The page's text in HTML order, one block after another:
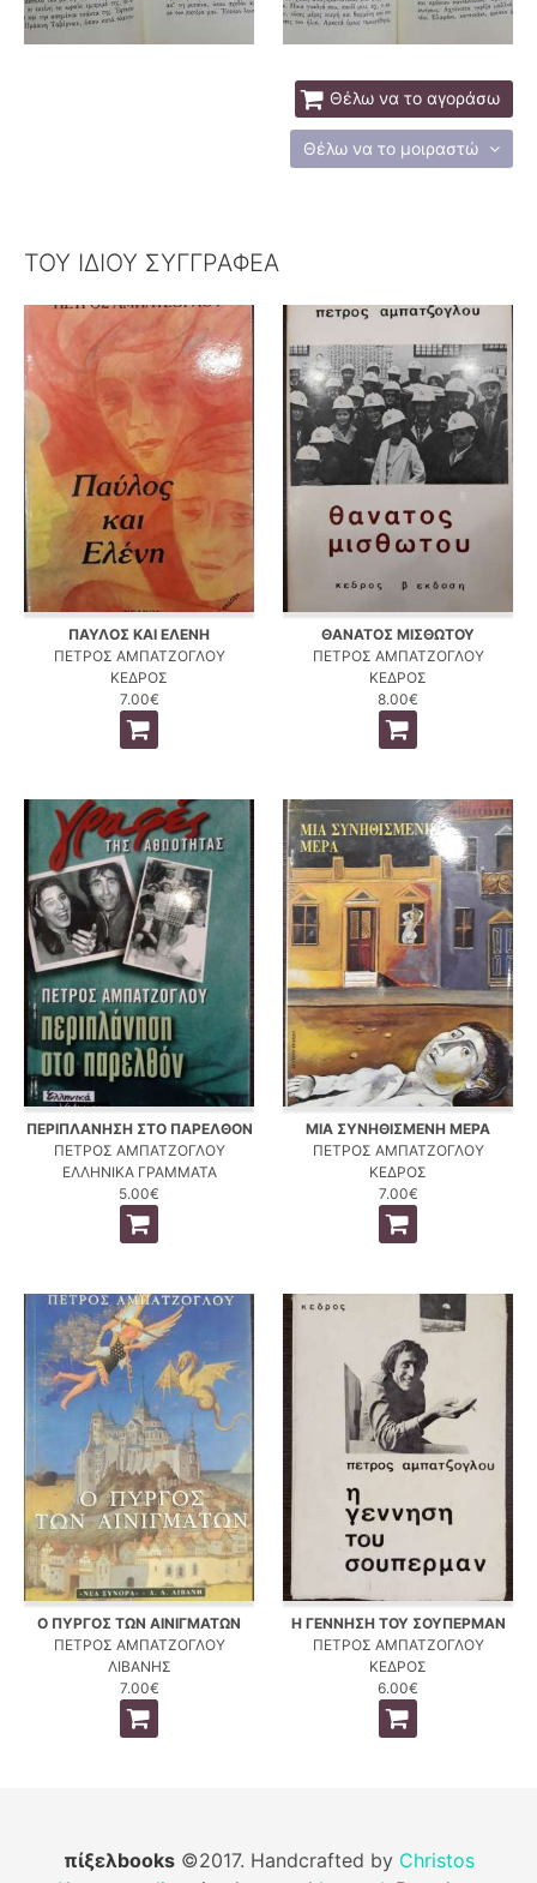
Θέλω να το αγοράσω
Θέλω να το μοιραστώ
ΤΟΥ ΙΔΙΟΥ ΣΥΓΓΡΑΦΕΑ
ΠΑΥΛΟΣ ΚΑΙ ΕΛΕΝΗ
ΠΕΤΡΟΣ ΑΜΠΑΤΖΟΓΛΟΥ
ΚΕΔΡΟΣ
7.00€
ΘΑΝΑΤΟΣ ΜΙΣΘΩΤΟΥ
ΠΕΤΡΟΣ ΑΜΠΑΤΖΟΓΛΟΥ
ΚΕΔΡΟΣ
8.00€
ΠΕΡΙΠΛΑΝΗΣΗ ΣΤΟ ΠΑΡΕΛΘΟΝ
ΠΕΤΡΟΣ ΑΜΠΑΤΖΟΓΛΟΥ
ΕΛΛΗΝΙΚΑ ΓΡΑΜΜΑΤΑ
5.00€
ΜΙΑ ΣΥΝΗΘΙΣΜΕΝΗ ΜΕΡΑ
ΠΕΤΡΟΣ ΑΜΠΑΤΖΟΓΛΟΥ
ΚΕΔΡΟΣ
7.00€
Ο ΠΥΡΓΟΣ ΤΩΝ ΑΙΝΙΓΜΑΤΩΝ
ΠΕΤΡΟΣ ΑΜΠΑΤΖΟΓΛΟΥ
ΛΙΒΑΝΗΣ
7.00€
Η ΓΕΝΝΗΣΗ ΤΟΥ ΣΟΥΠΕΡΜΑΝ
ΠΕΤΡΟΣ ΑΜΠΑΤΖΟΓΛΟΥ
ΚΕΔΡΟΣ
6.00€
πίξελbooks©2017. Handcrafted by Christos